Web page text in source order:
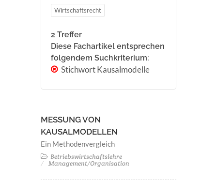
Wirtschaftsrecht
2 Treffer
Diese Fachartikel entsprechen
folgendem Suchkriterium:
Stichwort Kausalmodelle
MESSUNG VON
KAUSALMODELLEN
Ein Methodenvergleich
Betriebswirtschaftslehre
Management/Organisation